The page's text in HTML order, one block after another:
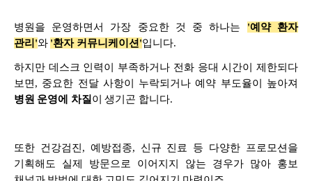
병원을 운영하면서 가장 중요한 것 중 하나는 '예약 환자
관리'와 '환자 커뮤니케이션'입니다.
하지만 데스크 인력이 부족하거나 전화 응대 시간이 제한되다
보면, 중요한 전달 사항이 누락되거나 예약 부도율이 높아져
병원 운영에 차질 이 생기곤 합니다.
또한 건강검진, 예방접종, 신규 진료 등 다양한 프로모션을
기획해도 실제 방문으로 이어지지 않는 경우가 많아 홍보